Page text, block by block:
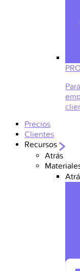
Precios
Clientes
Recursos
Atrás